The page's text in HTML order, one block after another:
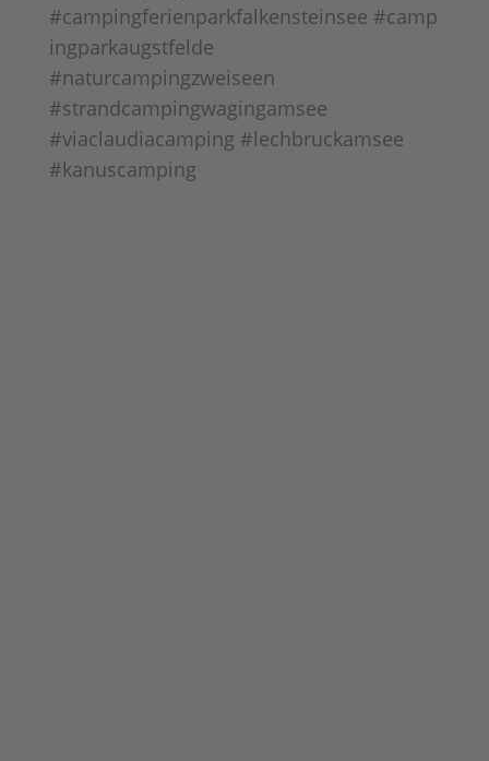
#campingferienparkfalkensteinsee #camp
ingparkaugstfelde
#naturcampingzweiseen
#strandcampingwagingamsee
#viaclaudiacamping #lechbruckamsee
#kanuscamping